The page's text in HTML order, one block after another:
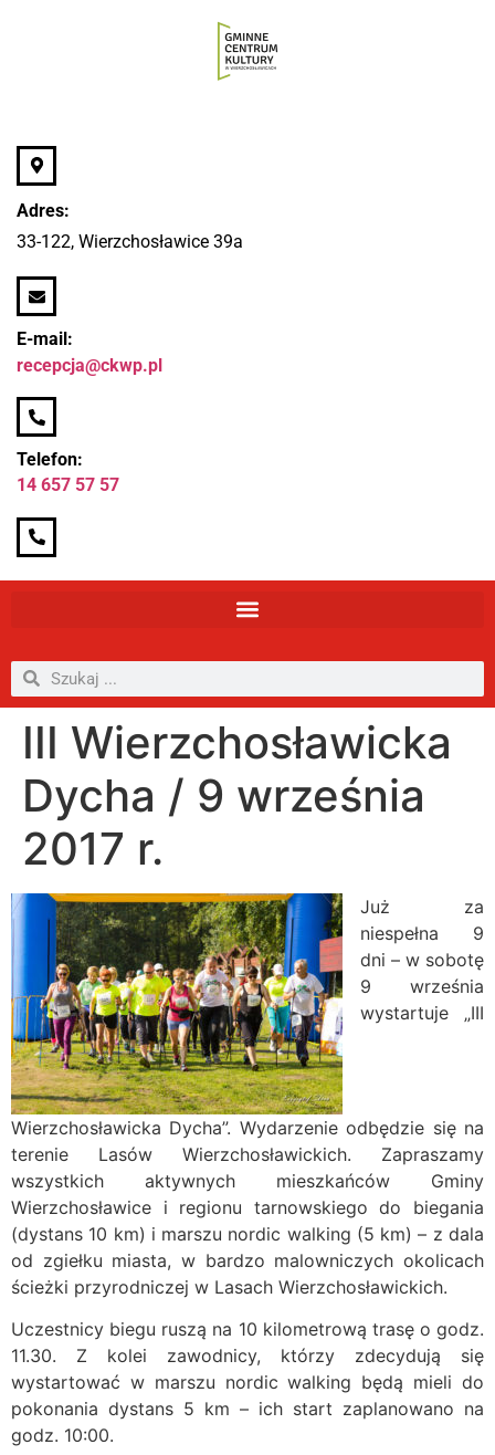
Adres:
33-122, Wierzchosławice 39a
E-mail:
recepcja@ckwp.pl
Telefon:
14 657 57 57
III Wierzchosławicka
Dycha / 9 września
2017 r.
Już za
niespełna 9
dni – w sobotę
9 września
wystartuje „III
Wierzchosławicka Dycha”. Wydarzenie odbędzie się na
terenie Lasów Wierzchosławickich. Zapraszamy
wszystkich aktywnych mieszkańców Gminy
Wierzchosławice i regionu tarnowskiego do biegania
(dystans 10 km) i marszu nordic walking (5 km) – z dala
od zgiełku miasta, w bardzo malowniczych okolicach
ścieżki przyrodniczej w Lasach Wierzchosławickich.
Uczestnicy biegu ruszą na 10 kilometrową trasę o godz.
11.30. Z kolei zawodnicy, którzy zdecydują się
wystartować w marszu nordic walking będą mieli do
pokonania dystans 5 km – ich start zaplanowano na
godz. 10:00.